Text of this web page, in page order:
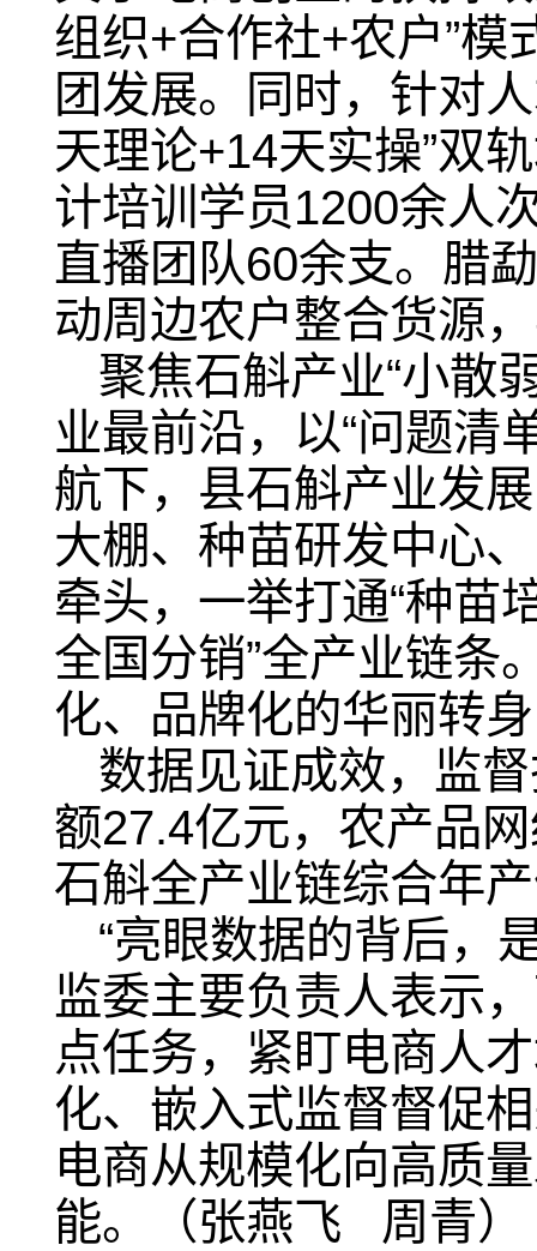
组织+合作社+农户”
团发展。同时，针对
天理论+14天实操”双
计培训学员1200余人
直播团队60余支。腊
动周边农户整合货源
聚焦石斛产业“小散
业最前沿，以“问题清
航下，县石斛产业发
大棚、种苗研发中心
牵头，一举打通“种
全国分销”全产业链条
化、品牌化的华丽转
数据见证成效，监
额27.4亿元，农产品
石斛全产业链综合年
“亮眼数据的背后，
监委主要负责人表示
点任务，紧盯电商人
化、嵌入式监督督促
电商从规模化向高质
能。（张燕飞 周青）